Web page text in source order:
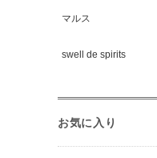
マルス
swell de spirits
お気に入り